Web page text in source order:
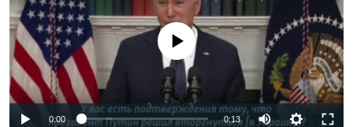
No media source currently available
0:00 0:13